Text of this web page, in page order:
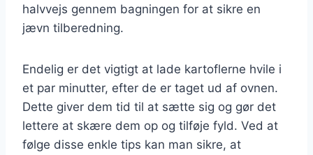
halvvejs gennem bagningen for at sikre en
jævn tilberedning.
Endelig er det vigtigt at lade kartoflerne hvile i
et par minutter, efter de er taget ud af ovnen.
Dette giver dem tid til at sætte sig og gør det
lettere at skære dem op og tilføje fyld. Ved at
følge disse enkle tips kan man sikre, at